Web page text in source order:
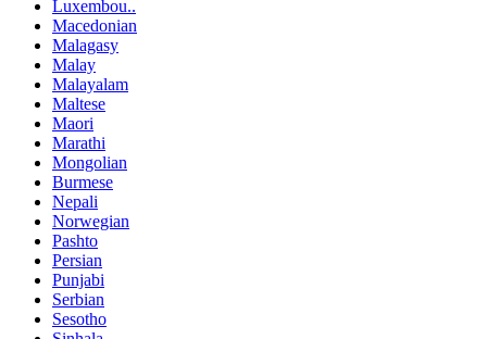
Luxembou..
Macedonian
Malagasy
Malay
Malayalam
Maltese
Maori
Marathi
Mongolian
Burmese
Nepali
Norwegian
Pashto
Persian
Punjabi
Serbian
Sesotho